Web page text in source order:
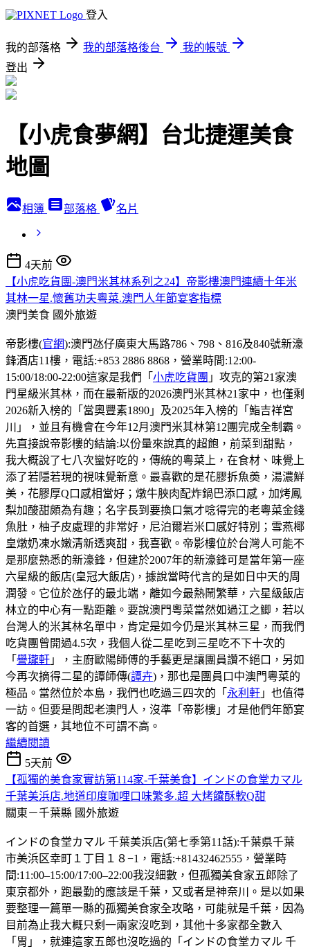
登入
我的部落格 我的部落格後台
我的帳號
登出
【小虎食夢網】台北捷運美食
地圖
相簿 部落格 名片
4天前
【小虎吃貨團-澳門米其林系列之24】帝影樓澳門連續十年米
其林一星.懷舊功夫粵菜.澳門人年節宴客指標
澳門美食 國外旅遊
帝影樓(官網):澳門氹仔廣東大馬路786、798、816及840號新濠
鋒酒店11樓，電話:+853 2886 8868，營業時間:12:00-
15:00/18:00-22:00這家是我們「 小虎吃貨團 」攻克的第21家澳
門星級米其林，而在最新版的2026澳門米其林21家中，也僅剩
2026新入榜的「當奧豐素1890」及2025年入榜的「鮨吉祥宮
川」，並且有機會在今年12月澳門米其林第12團完成全制霸。
先直接說帝影樓的結論:以份量來說真的超飽，前菜到甜點，
我大概說了七八次蠻好吃的，傳統的粵菜上，在食材、味覺上
添了若隱若現的視味覺新意。最喜歡的是花膠拆魚𡙡，湯濃鮮
美，花膠厚Q口感相當好；燉牛脥肉配炸鍋巴添口感，加烤鳳
梨加酸甜頗為有趣；名字長到要換口氣才唸得完的老粵菜金錢
魚肚，柚子皮處理的非常好，尼泊爾岩米口感好特別；雪燕椰
皇燉奶凍水嫩清新透爽甜，我喜歡。帝影樓位於台灣人可能不
是那麼熟悉的新濠鋒，但建於2007年的新濠鋒可是當年第一座
六星級的飯店(皇冠大飯店)，據說當時代言的是如日中天的周
潤發。它位於氹仔的最北端，離如今最熱鬧繁華，六星級飯店
林立的中心有一點距離。要說澳門粵菜當然如過江之鯽，若以
台灣人的米其林名單中，肯定是如今仍是米其林三星，而我們
吃貨團曾開過4.5次，我個人從二星吃到三星吃不下十次的
「 譽瓏軒 」，主廚歐陽師傅的手藝更是讓團員讚不絕口，另如
今再次摘得二星的譚師傳(譚卉)，那也是團員口中澳門粵菜的
極品。當然位於本島，我們也吃過三四次的「 永利軒 」也值得
一訪。但要是問起老澳門人，沒準「帝影樓」才是他們年節宴
客的首選，其地位不可謂不高。
繼續閱讀
5天前
【孤獨的美食家實訪第114家-千葉美食】インドの食堂カマル
千葉美浜店.地道印度咖哩口味繁多.超 大烤饢酥軟Q甜
關東－千葉縣 國外旅遊
インドの食堂カマル 千葉美浜店(第七季第11話):千葉県千葉
市美浜区幸町１丁目１８−1，電話:+81432462555，營業時
間:11:00–15:00/17:00–22:00我沒細數，但孤獨美食家五郎除了
東京都外，跑最勤的應該是千葉，又或者是神奈川。是以如果
要整理一篇單一縣的孤獨美食家全攻略，可能就是千葉，因為
目前為止我大概只剩一兩家沒吃到，其他十多家都全數入
「胃」，就連這家五郎也沒吃過的「インドの食堂カマル 千